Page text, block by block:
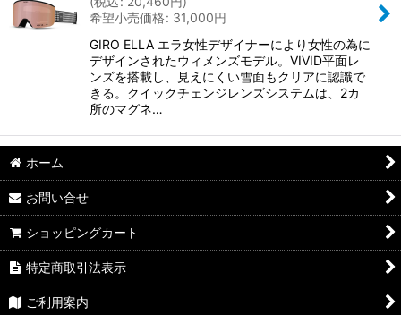
希望小売価格: 31,000円
GIRO ELLA エラ女性デザイナーにより女性の為に
デザインされたウィメンズモデル。VIVID平面レ
ンズを搭載し、見えにくい雪面もクリアに認識で
きる。クイックチェンジレンズシステムは、2カ
所のマグネ…
ホーム
お問い合せ
ショッピングカート
特定商取引法表示
ご利用案内